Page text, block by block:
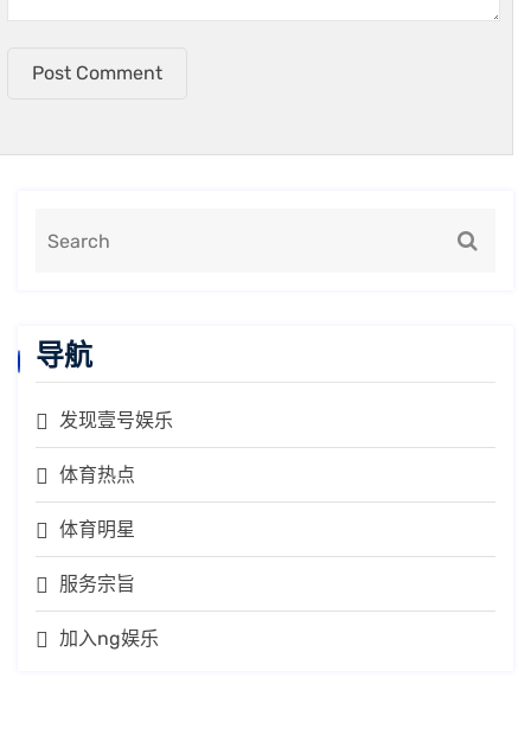
Post Comment
导航
发现壹号娱乐
体育热点
体育明星
服务宗旨
加入ng娱乐